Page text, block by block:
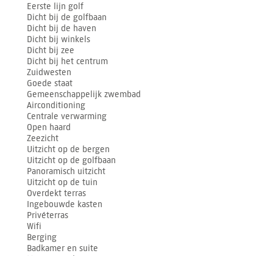
Eerste lijn golf
Dicht bij de golfbaan
Dicht bij de haven
Dicht bij winkels
Dicht bij zee
Dicht bij het centrum
Zuidwesten
Goede staat
Gemeenschappelijk zwembad
Airconditioning
Centrale verwarming
Open haard
Zeezicht
Uitzicht op de bergen
Uitzicht op de golfbaan
Panoramisch uitzicht
Uitzicht op de tuin
Overdekt terras
Ingebouwde kasten
Privéterras
Wifi
Berging
Badkamer en suite